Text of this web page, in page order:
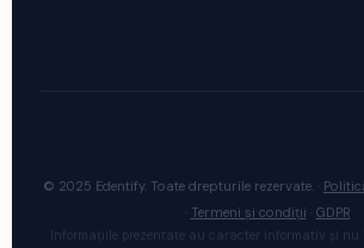
© 2025 Edentify. Toate drepturile rezervate. ·
· Termeni și condiții · GDPR
Informațiile prezentate au caracter informativ și